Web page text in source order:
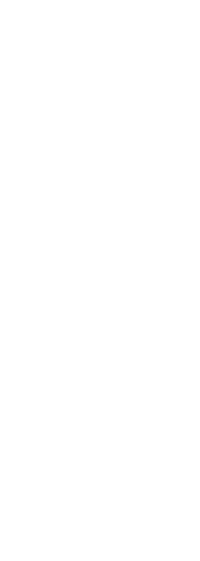
자] ICT
체험